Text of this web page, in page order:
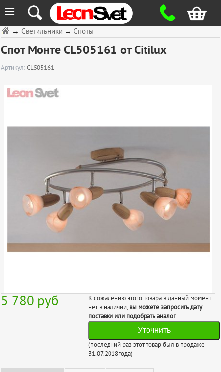
≡
→ Споты
→ Светильники
Спот Монте CL505161 от Citilux
Артикул:CL505161
5 780 руб
К сожалению этого товара в данный момент
нет в наличии,вы можете запросить дату
поставки или подобрать аналог
Уточнить
(последний раз этот товар был в продаже
31.07.2018года)